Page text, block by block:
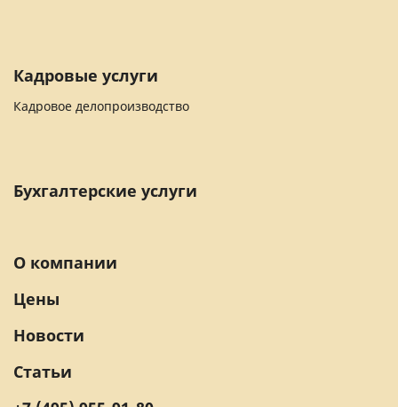
Кадровые услуги
Кадровое делопроизводство
Бухгалтерские услуги
О компании
Цены
Новости
Статьи